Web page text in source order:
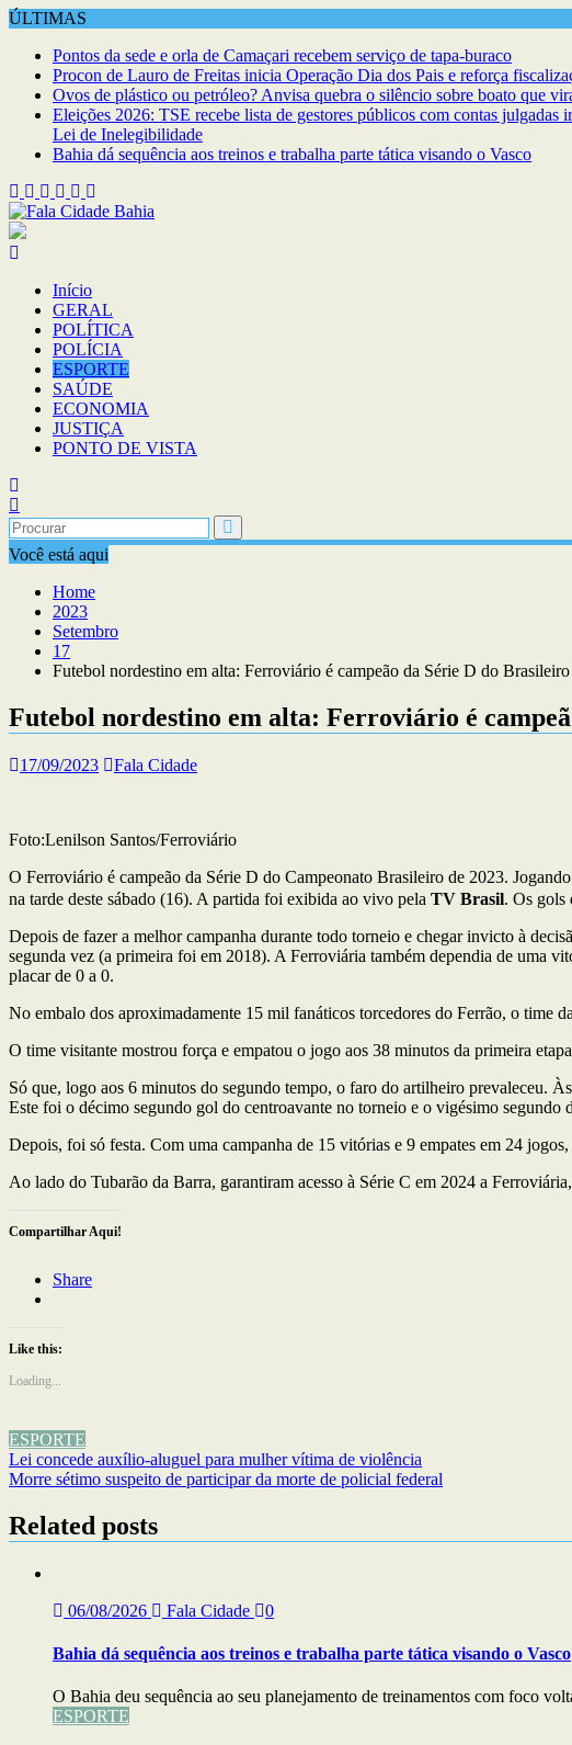
Skip
content
ÚLTIMAS
Pontos da sede e orla de Camaçari recebem serviço de tapa-buraco
Procon de Lauro de Freitas inicia Operação Dia dos Pais e reforça
Ovos de plástico ou petróleo? Anvisa quebra o silêncio sobre boato que
Eleições 2026: TSE recebe lista de gestores públicos com contas
Lei de Inelegibilidade
Bahia dá sequência aos treinos e trabalha parte tática visando o Vasco
Início
GERAL
POLÍTICA
POLÍCIA
ESPORTE
SAÚDE
ECONOMIA
JUSTIÇA
PONTO DE VISTA
Você está aqui
Home
2023
Setembro
17
Futebol nordestino em alta: Ferroviário é campeão da Série D do
Futebol nordestino em alta: Ferroviário é
17/09/2023 Fala Cidade
Foto:Lenilson Santos/Ferroviário
O Ferroviário é campeão da Série D do Campeonato Brasileiro de 2023.
na tarde deste sábado (16). A partida foi exibida ao vivo pela TV Brasil. Os gols
Depois de fazer a melhor campanha durante todo torneio e chegar invicto à
segunda vez (a primeira foi em 2018). A Ferroviária também dependia de uma
placar de 0 a 0.
No embalo dos aproximadamente 15 mil fanáticos torcedores do Ferrão, o time
O time visitante mostrou força e empatou o jogo aos 38 minutos da primeira
Só que, logo aos 6 minutos do segundo tempo, o faro do artilheiro prevaleceu.
Este foi o décimo segundo gol do centroavante no torneio e o vigésimo segundo
Depois, foi só festa. Com uma campanha de 15 vitórias e 9 empates em 24
Ao lado do Tubarão da Barra, garantiram acesso à Série C em 2024 a
Compartilhar Aqui!
Share
Like this:
Loading...
ESPORTE
Navegação
de
artigos
Lei concede auxílio-aluguel para mulher vítima de violência
Morre sétimo suspeito de participar da morte de policial federal
Related posts
06/08/2026 Fala Cidade 0
Bahia dá sequência aos treinos e trabalha parte tática visando o Vasco
O Bahia deu sequência ao seu planejamento de treinamentos com foco
ESPORTE